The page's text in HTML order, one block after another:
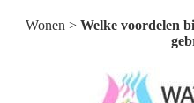
Wonen > Welke voordelen